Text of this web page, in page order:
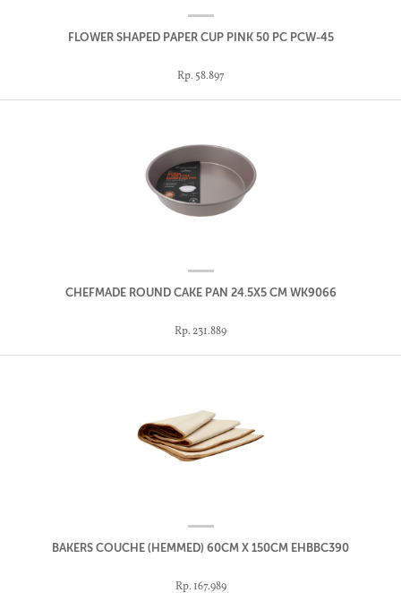
FLOWER SHAPED PAPER CUP PINK 50 PC PCW-45
Rp. 58.897
CHEFMADE ROUND CAKE PAN 24.5X5 CM WK9066
Rp. 231.889
BAKERS COUCHE (HEMMED) 60CM X 150CM EHBBC390
Rp. 167.989